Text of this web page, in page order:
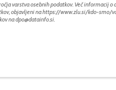
varstva osebnih podatkov. Več informacij
objavljeni nahttps://www.zlu.si/kdo-smo/
nadpo@datainfo.si.